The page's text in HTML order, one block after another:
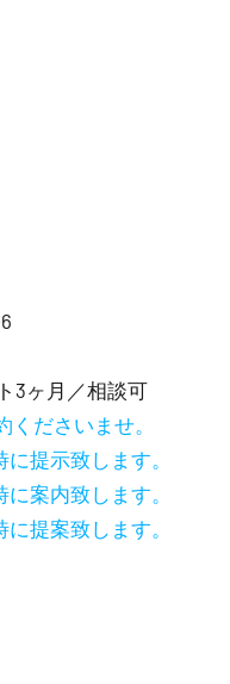
3ヶ月／相談可
くださいませ。
提示致します。
案内致します。
提案致します。